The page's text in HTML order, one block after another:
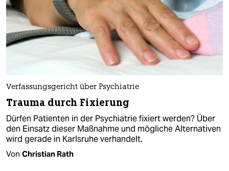
Verfassungsgericht über Psychiatrie
Trauma durch Fixierung
Dürfen Patienten in der Psychiatrie fixiert werden? Über
den Einsatz dieser Maßnahme und mögliche Alternativen
wird gerade in Karlsruhe verhandelt.
Von Christian Rath